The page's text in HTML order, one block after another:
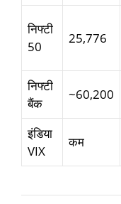
निफ्टी
50
25,776
निफ्टी
बैंक
~60,200
इंडिया
VIX
कम